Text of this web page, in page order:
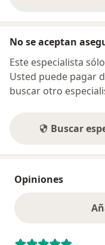
No se aceptan
Este especialista
Usted puede pagar
buscar otro
Buscar
Opiniones